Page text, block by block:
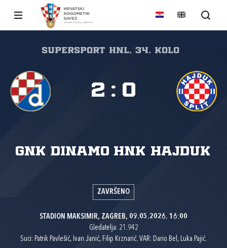
SuperSport HNL, 34. kolo
GNK Dinamo HNK Hajduk
2 : 0
ZAVRŠENO
STADION MAKSIMIR, ZAGREB, 09.05.2026. 16:00
Gledatelja: 21.942
Suci: Patrik Pavlešić, Ivan Janić, Filip Krznarić. VAR: Dario Bel, Luka Pajić.